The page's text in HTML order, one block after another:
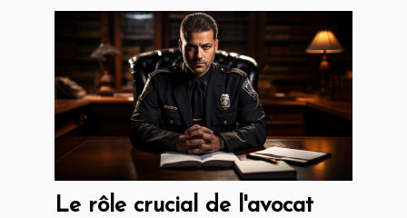
Le rôle crucial de l'avocat